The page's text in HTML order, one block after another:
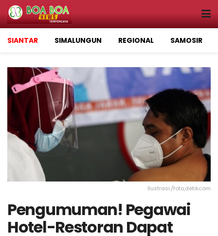
SIANTAR SIMALUNGUN REGIONAL SAMOSIR
Ilustrasi./foto,detikcom
Pengumuman! Pegawai
Hotel-Restoran Dapat